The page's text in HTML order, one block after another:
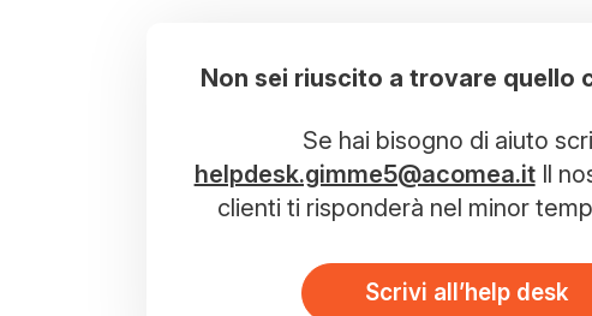
Non sei riuscito a trovare quello
Se hai bisogno di aiuto
helpdesk.gimme5@acomea.itIl
clienti ti risponderà nel minor
Scrivi all’help desk